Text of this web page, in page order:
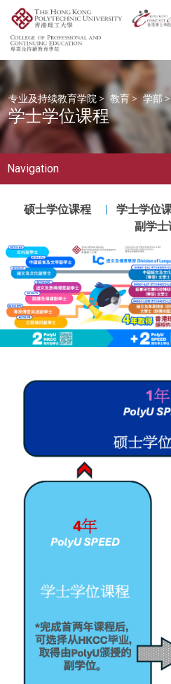
专业及持续教育学院 > 教育 > 学部 >
学士学位课程
Navigation
硕士学位课程 学士学位
副学士